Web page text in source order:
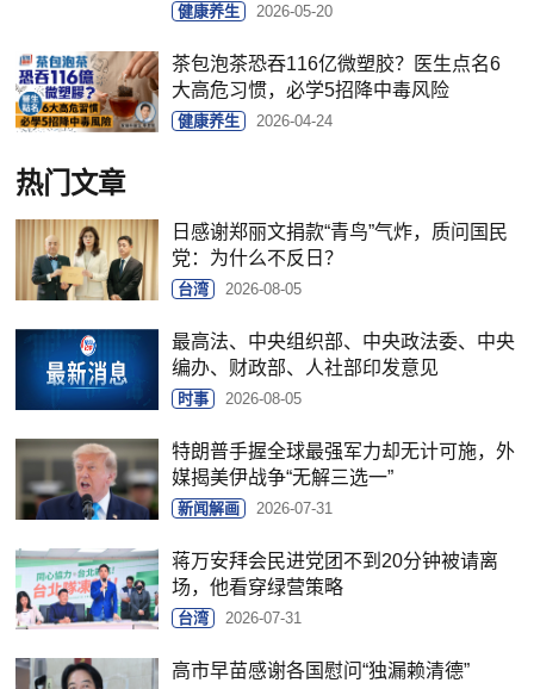
健康养生 2026-05-20
茶包泡茶恐吞116亿微塑胶？医生点名6
大高危习惯，必学5招降中毒风险
健康养生 2026-04-24
热门文章
日感谢郑丽文捐款“青鸟”气炸，质问国民
党：为什么不反日？
台湾 2026-08-05
最高法、中央组织部、中央政法委、中央
编办、财政部、人社部印发意见
时事 2026-08-05
特朗普手握全球最强军力却无计可施，外
媒揭美伊战争“无解三选一”
新闻解画 2026-07-31
蒋万安拜会民进党团不到20分钟被请离
场，他看穿绿营策略
台湾 2026-07-31
高市早苗感谢各国慰问“独漏赖清德”